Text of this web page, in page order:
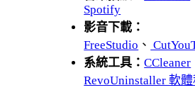
Spotify
影音下載：
FreeStudio 、
系統工具：CCleaner
RevoUninstaller 軟